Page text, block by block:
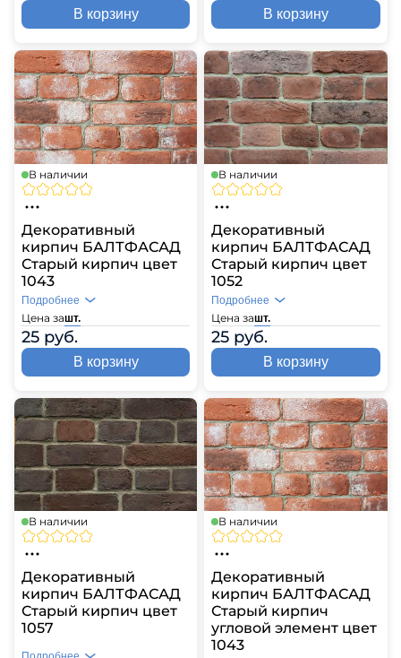
В корзину В корзину
В наличии
Декоративный
кирпич БАЛТФАСАД
Старый кирпич цвет
1043
Цена зашт.
25 руб.
Подробнее
В корзину
В наличии
Декоративный
кирпич БАЛТФАСАД
Старый кирпич цвет
1052
Цена зашт.
25 руб.
Подробнее
В корзину
В наличии
Декоративный
кирпич БАЛТФАСАД
Старый кирпич цвет
1057
В наличии
Декоративный
кирпич БАЛТФАСАД
Старый кирпич
угловой элемент цвет
1043